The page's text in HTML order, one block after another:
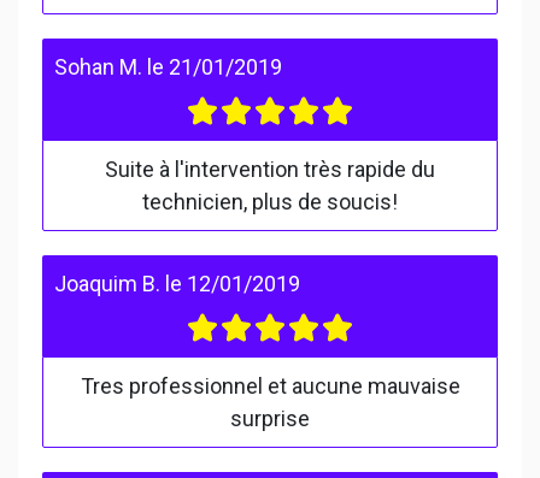
Sohan M. le 21/01/2019
Suite à l'intervention très rapide du
technicien, plus de soucis!
Joaquim B. le 12/01/2019
Tres professionnel et aucune mauvaise
surprise